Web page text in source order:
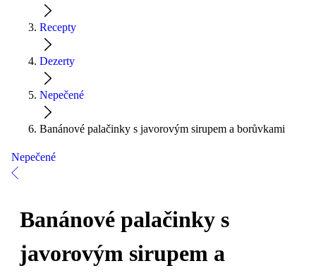
Recepty
Dezerty
Nepečené
Banánové palačinky s javorovým sirupem a borůvkami
Nepečené
Banánové palačinky s
javorovým sirupem a